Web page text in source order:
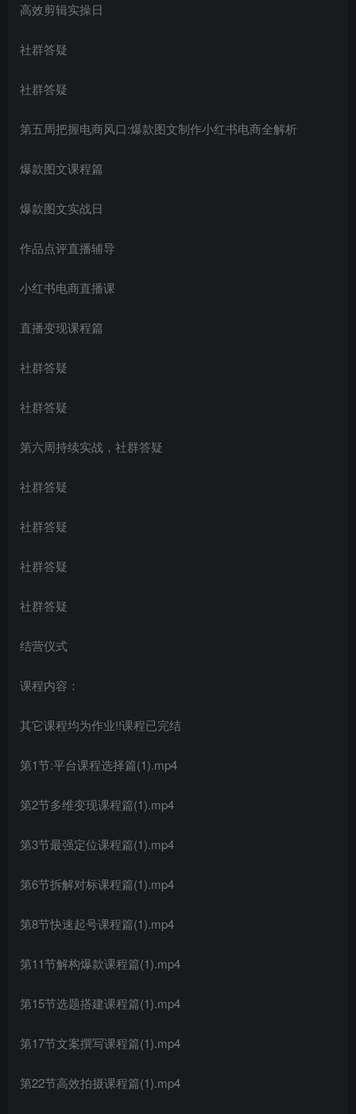
高效剪辑实操日
社群答疑
社群答疑
第五周把握电商风口:爆款图文制作小红书电商全解析
爆款图文课程篇
爆款图文实战日
作品点评直播辅导
小红书电商直播课
直播变现课程篇
社群答疑
社群答疑
第六周持续实战，社群答疑
社群答疑
社群答疑
社群答疑
社群答疑
结营仪式
课程内容：
其它课程均为作业!!课程已完结
第1节:平台课程选择篇(1).mp4
第2节多维变现课程篇(1).mp4
第3节最强定位课程篇(1).mp4
第6节拆解对标课程篇(1).mp4
第8节快速起号课程篇(1).mp4
第11节解构爆款课程篇(1).mp4
第15节选题搭建课程篇(1).mp4
第17节文案撰写课程篇(1).mp4
第22节高效拍摄课程篇(1).mp4